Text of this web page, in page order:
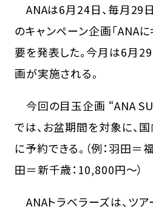
ANAは6月24日、毎月29
のキャンペーン企画「ANAに
要を発表した。今月は6月
画が実施される。
今回の目玉企画 “ANA
では、お盆期間を対象に、
に予約できる。（例：羽田＝
田＝新千歳：10,800円〜）
ANAトラベラーズは、ツ